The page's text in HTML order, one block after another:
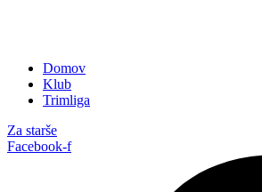
Domov
Klub
Trimliga
Za starše
Facebook-f